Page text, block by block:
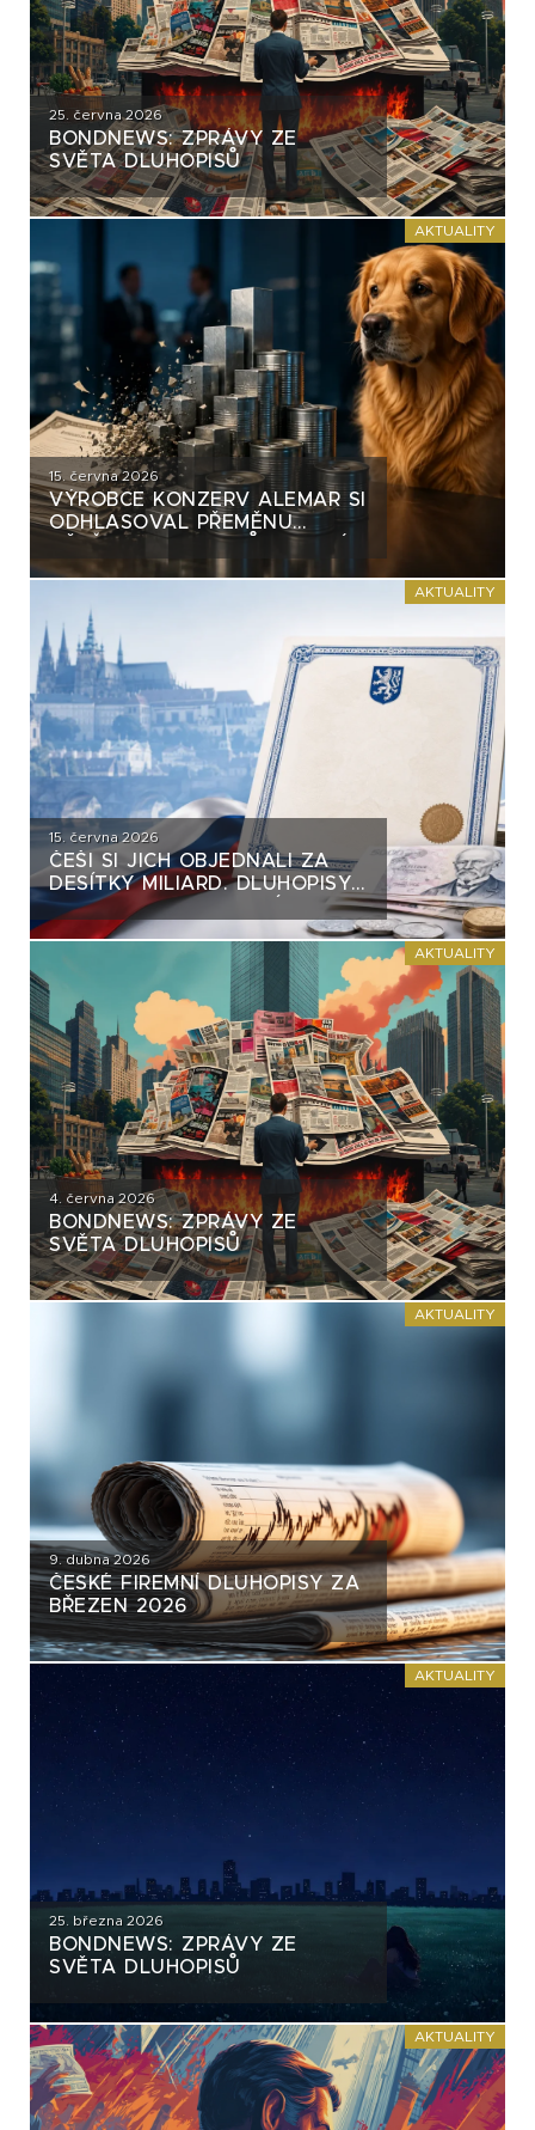
25. června 2026
BONDNEWS: ZPRÁVY ZE
SVĚTA DLUHOPISŮ
AKTUALITY
15. června 2026
VÝROBCE KONZERV ALEMAR SI
ODHLASOVAL PŘEMĚNU
VĚTŠINY DLUHOPISŮ. VZNIKÁ
NA TRHU NEBEZPEČNÝ
AKTUALITY
15. června 2026
ČEŠI SI JICH OBJEDNALI ZA
DESÍTKY MILIARD. DLUHOPISY
REPUBLIKY NASTAVUJÍ
FIREMNÍM EMISÍM NEPŘÍJEMNÉ
AKTUALITY
4. června 2026
BONDNEWS: ZPRÁVY ZE
SVĚTA DLUHOPISŮ
AKTUALITY
9. dubna 2026
ČESKÉ FIREMNÍ DLUHOPISY ZA
BŘEZEN 2026
AKTUALITY
25. března 2026
BONDNEWS: ZPRÁVY ZE
SVĚTA DLUHOPISŮ
AKTUALITY